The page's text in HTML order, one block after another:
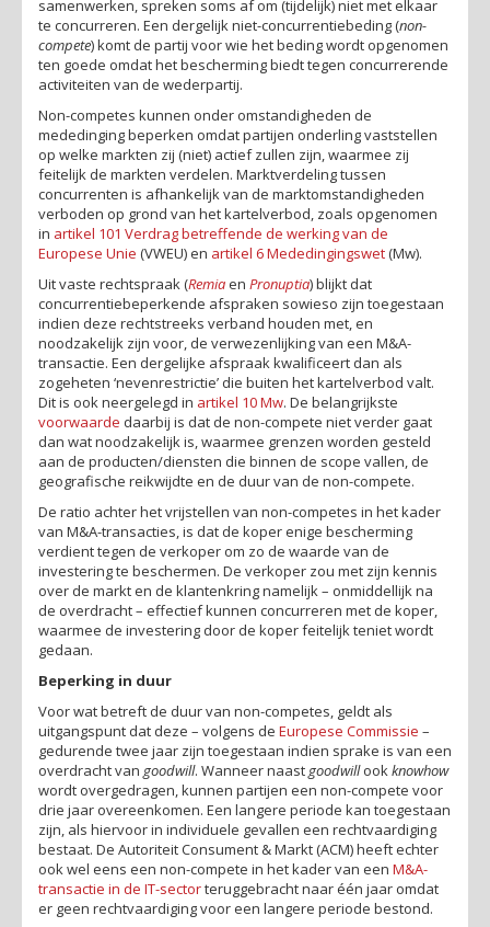
samenwerken, spreken soms af om (tijdelijk) niet met elkaar
te concurreren. Een dergelijk niet-concurrentiebeding (non-
compete) komt de partij voor wie het beding wordt opgenomen
ten goede omdat het bescherming biedt tegen concurrerende
activiteiten van de wederpartij.
Non-competes kunnen onder omstandigheden de
mededinging beperken omdat partijen onderling vaststellen
op welke markten zij (niet) actief zullen zijn, waarmee zij
feitelijk de markten verdelen. Marktverdeling tussen
concurrenten is afhankelijk van de marktomstandigheden
verboden op grond van het kartelverbod, zoals opgenomen
in artikel 101 Verdrag betreffende de werking van de
Europese Unie (VWEU) en artikel 6 Mededingingswet(Mw).
Uit vaste rechtspraak (Remiaen Pronuptia) blijkt dat
concurrentiebeperkende afspraken sowieso zijn toegestaan
indien deze rechtstreeks verband houden met, en
noodzakelijk zijn voor, de verwezenlijking van een M&A-
transactie. Een dergelijke afspraak kwalificeert dan als
zogeheten ‘nevenrestrictie’ die buiten het kartelverbod valt.
Dit is ook neergelegd in artikel 10 Mw. De belangrijkste
voorwaarde daarbij is dat de non-compete niet verder gaat
dan wat noodzakelijk is, waarmee grenzen worden gesteld
aan de producten/diensten die binnen de scope vallen, de
geografische reikwijdte en de duur van de non-compete.
De ratio achter het vrijstellen van non-competes in het kader
van M&A-transacties, is dat de koper enige bescherming
verdient tegen de verkoper om zo de waarde van de
investering te beschermen. De verkoper zou met zijn kennis
over de markt en de klantenkring namelijk – onmiddellijk na
de overdracht – effectief kunnen concurreren met de koper,
waarmee de investering door de koper feitelijk teniet wordt
gedaan.
Beperking in duur
Voor wat betreft de duur van non-competes, geldt als
uitgangspunt dat deze – volgens de Europese Commissie –
gedurende twee jaar zijn toegestaan indien sprake is van een
overdracht van goodwill. Wanneer naast goodwillook knowhow
wordt overgedragen, kunnen partijen een non-compete voor
drie jaar overeenkomen. Een langere periode kan toegestaan
zijn, als hiervoor in individuele gevallen een rechtvaardiging
bestaat. De Autoriteit Consument & Markt (ACM) heeft echter
ook wel eens een non-compete in het kader van een M&A-
transactie in de IT-sectorteruggebracht naar één jaar omdat
er geen rechtvaardiging voor een langere periode bestond.